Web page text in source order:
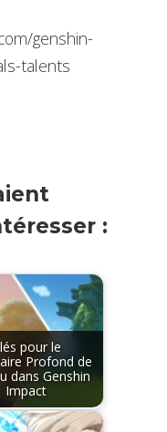
genshin-
talents
:
pour le
Profond de
dans Genshin
Impact